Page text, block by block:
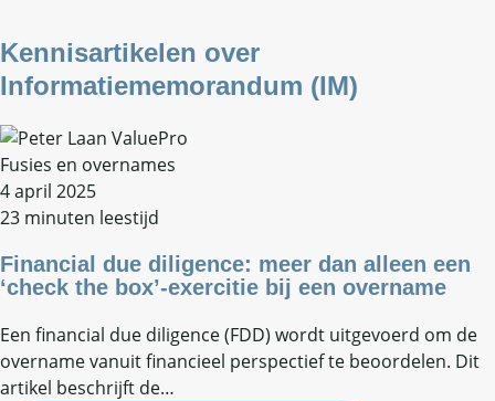
Kennisartikelen over
Informatiememorandum (IM)
Fusies en overnames
4 april 2025
23 minuten leestijd
Financial due diligence: meer dan alleen een
‘check the box’-exercitie bij een overname
Een financial due diligence (FDD) wordt uitgevoerd om de
overname vanuit financieel perspectief te beoordelen. Dit
artikel beschrijft de…